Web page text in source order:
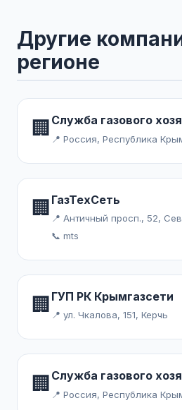
Другие
регионе
🏢 Служба газового
🏢 ГазТехСеть
📍 Античный просп., 52,
📞 mts
🏢 ГУП РК Крымгазсети
📍 ул. Чкалова, 151, Керчь
🏢 Служба газового